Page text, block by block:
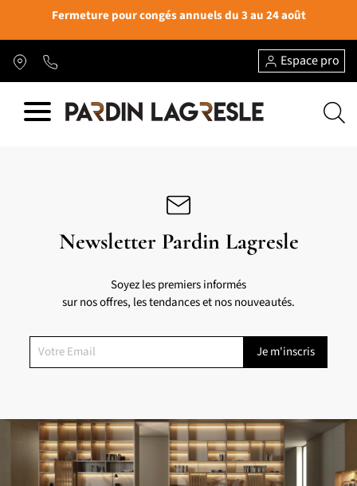
Fermeture pour congés annuels du 3 au 24 août
Espace pro
Newsletter Pardin Lagresle
Soyez les premiers informés
sur nos offres, les tendances et nos nouveautés.